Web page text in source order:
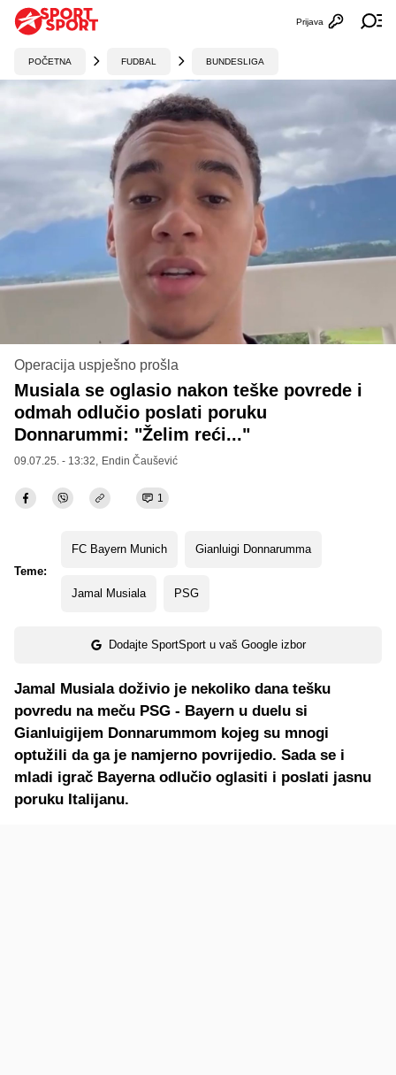
Otvori
Prijava
POČETNA FUDBAL BUNDESLIGA
Operacija uspješno prošla
Musiala se oglasio nakon teške povrede i
odmah odlučio poslati poruku
Donnarummi: "Želim reći..."
09.07.25. - 13:32, Endin Čaušević
1
Teme:
FC Bayern Munich Gianluigi Donnarumma
Jamal Musiala PSG
Dodajte SportSport u vaš Google izbor
Jamal Musiala doživio je nekoliko dana tešku
povredu na meču PSG - Bayern u duelu si
Gianluigijem Donnarummom kojeg su mnogi
optužili da ga je namjerno povrijedio. Sada se i
mladi igrač Bayerna odlučio oglasiti i poslati jasnu
poruku Italijanu.